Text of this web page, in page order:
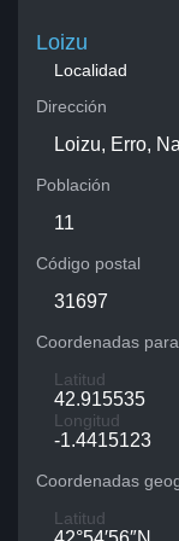
Loizu
Localidad
Dirección
Loizu, Erro,
Población
11
Código postal
31697
Coordenadas
Latitud
42.915535
Longitud
-1.4415123
Coordenadas
Latitud